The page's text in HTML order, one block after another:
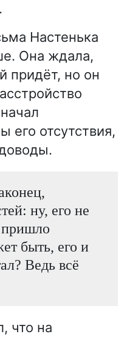
Настенька
Она ждала,
придёт, но он
его отсутствия,
ну, его не
пришло
быть, его и
Ведь всё
что на